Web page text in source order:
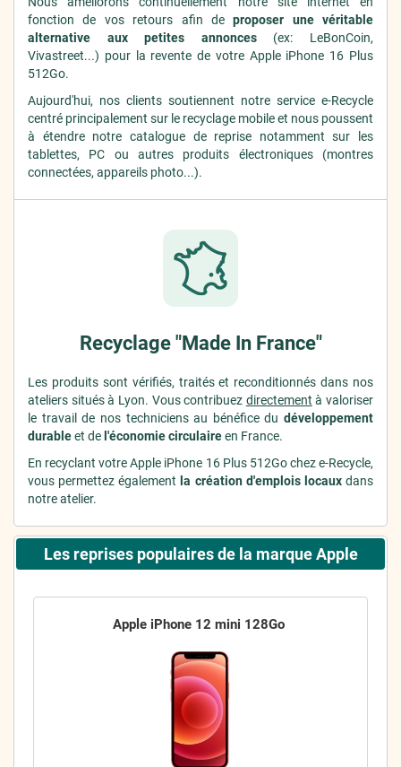
fonction de vos retours afin deproposer une véritable
alternative aux petites annonces(ex: LeBonCoin,
Vivastreet...) pour la revente de votre Apple iPhone 16 Plus
512Go.
Aujourd'hui, nos clients soutiennent notre service e-Recycle
centré principalement sur le recyclage mobile et nous poussent
à étendre notre catalogue de reprise notamment sur les
tablettes, PC ou autres produits électroniques (montres
connectées, appareils photo...).
Recyclage "Made In France"
Les produits sont vérifiés, traités et reconditionnés dans nos
ateliers situés à Lyon. Vous contribuez directement à valoriser
le travail de nos techniciens au bénéfice du développement
durableet de l'économie circulaireen France.
En recyclant votre Apple iPhone 16 Plus 512Go chez e-Recycle,
vous permettez également la création d'emplois locauxdans
notre atelier.
Les reprises populaires de la marque Apple
Apple iPhone 12 mini 128Go